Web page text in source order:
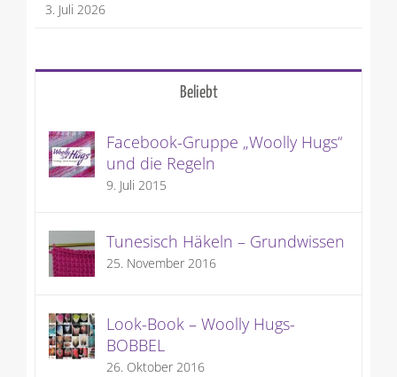
3. Juli 2026
Beliebt
Facebook-Gruppe „Woolly Hugs“
und die Regeln
9. Juli 2015
Tunesisch Häkeln – Grundwissen
25. November 2016
Look-Book – Woolly Hugs-
BOBBEL
26. Oktober 2016